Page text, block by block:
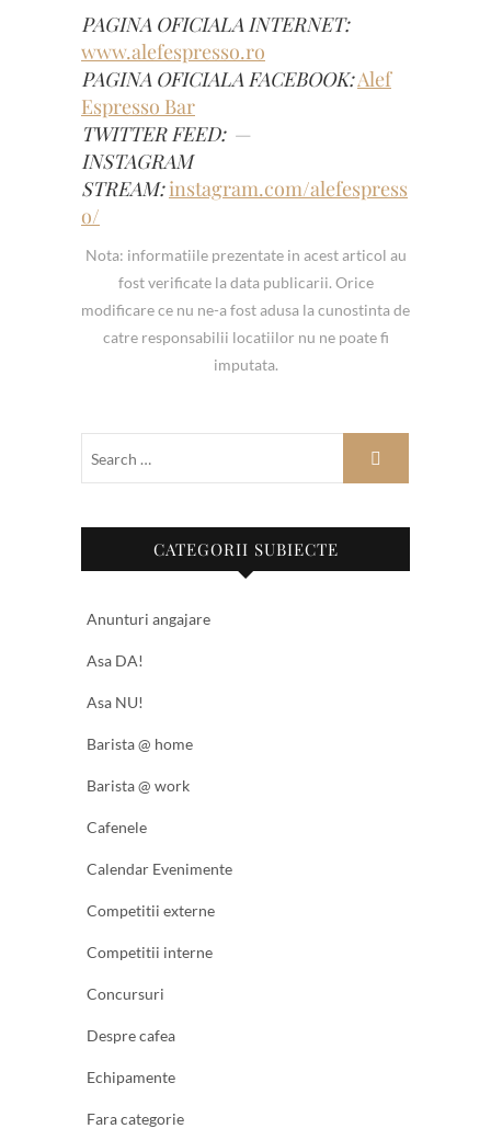
PAGINA OFICIALA INTERNET:
www.alefespresso.ro
PAGINA OFICIALA FACEBOOK:Alef
Espresso Bar
TWITTER FEED: —
INSTAGRAM
STREAM:instagram.com/alefespress
o/
Nota: informatiile prezentate in acest articol au
fost verificate la data publicarii. Orice
modificare ce nu ne-a fost adusa la cunostinta de
catre responsabilii locatiilor nu ne poate fi
imputata.
CATEGORII SUBIECTE
Anunturi angajare
Asa DA!
Asa NU!
Barista @ home
Barista @ work
Cafenele
Calendar Evenimente
Competitii externe
Competitii interne
Concursuri
Despre cafea
Echipamente
Fara categorie